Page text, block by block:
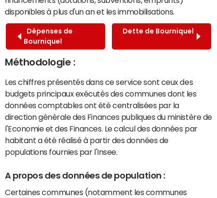
disponibles à plus d'un an et les immobilisations.
Dépenses de
Bourniquel
Dette de Bourniquel
Méthodologie :
Les chiffres présentés dans ce service sont ceux des
budgets principaux exécutés des communes dont les
données comptables ont été centralisées par la
direction générale des Finances publiques du ministère de
l'Economie et des Finances. Le calcul des données par
habitant a été réalisé à partir des données de
populations fournies par l'Insee.
A propos des données de population :
Certaines communes (notamment les communes